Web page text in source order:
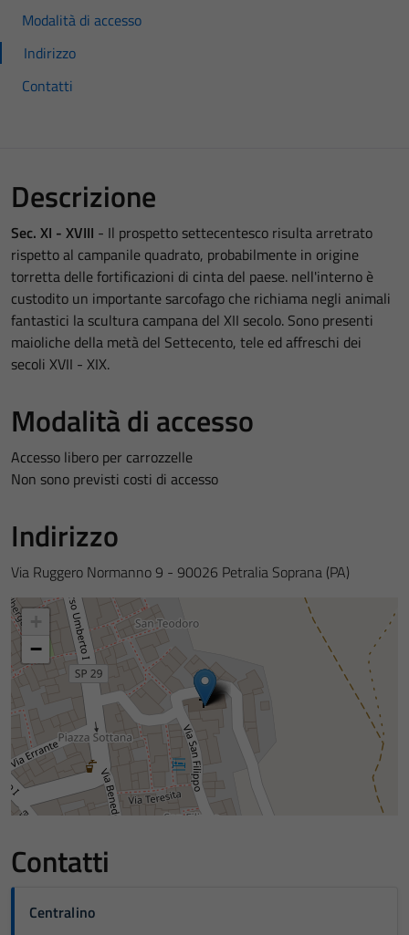
Modalità di accesso
Indirizzo
Contatti
Descrizione
Sec. XI - XVIII - Il prospetto settecentesco risulta arretrato
rispetto al campanile quadrato, probabilmente in origine
torretta delle fortificazioni di cinta del paese. nell'interno è
custodito un importante sarcofago che richiama negli animali
fantastici la scultura campana del XII secolo. Sono presenti
maioliche della metà del Settecento, tele ed affreschi dei
secoli XVII - XIX.
Modalità di accesso
Accesso libero per carrozzelle
Non sono previsti costi di accesso
Indirizzo
Via Ruggero Normanno 9 - 90026 Petralia Soprana (PA)
−
Contatti
Centralino